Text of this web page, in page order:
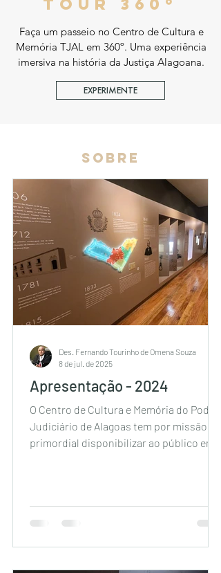
tour 360º
Faça um passeio no Centro de Cultura e
Memória TJAL em 360º. Uma experiência
imersiva na história da Justiça Alagoana.
EXPERIMENTE
sobre
Apresentação - 2024
O Centro de Cultura e Memória do Poder
Judiciário de Alagoas tem por missão
primordial disponibilizar ao público em
Des. Fernando Tourinho de Omena Souza
8 de jul. de 2025